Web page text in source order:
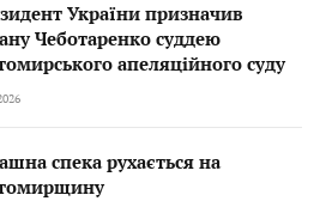
України призначив
Чеботаренко суддею
апеляційного суду
спека рухається на